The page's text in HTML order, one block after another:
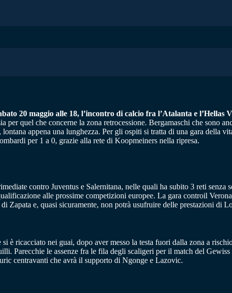
20 maggio alle 18, l’incontro di calcio fra l’Atalanta e
per quel che concerne la zona retrocessione. Bergamaschi che sono
appena una lunghezza. Per gli ospiti si tratta di una gara della
per 1 a 0, grazie alla rete di Koopmeiners nella ripresa.
contro Juventus e Salernitana, nelle quali ha subito 3 reti
alle prossime competizioni europee. La gara controil
Zapata e, quasi sicuramente, non potrà usufruire delle prestazioni di
è ricacciato nei guai, dopo aver messo la testa fuori dalla zona a
Parecchie le assenze fra le fila degli scaligeri per il match del
centravanti che avrà il supporto di Ngonge e Lazovic.